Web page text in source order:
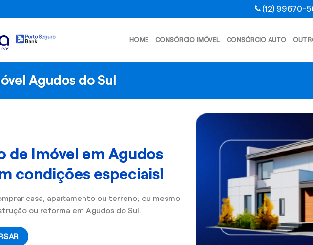
(12) 99670-
HOME CONSÓRCIO IMÓVEL CONSÓRCIO AUTO
Agudos do Sul
de Imóvel em Agudos
condições especiais!
casa, apartamento ou terreno; ou mesmo
ou reforma em Agudos do Sul.